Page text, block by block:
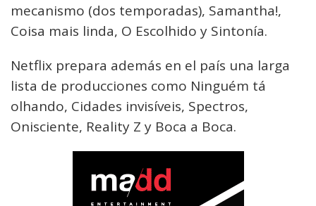
mecanismo (dos temporadas), Samantha!,
Coisa mais linda, O Escolhido y Sintonía.
Netflix prepara además en el país una larga
lista de producciones como Ninguém tá
olhando, Cidades invisíveis, Spectros,
Onisciente, Reality Z y Boca a Boca.